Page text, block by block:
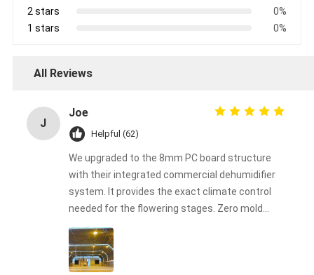
2 stars
0%
1 stars
0%
All Reviews
J
Joe
Helpful (62)
We upgraded to the 8mm PC board structure
with their integrated commercial dehumidifier
system. It provides the exact climate control
needed for the flowering stages. Zero mold
issues this harvest!